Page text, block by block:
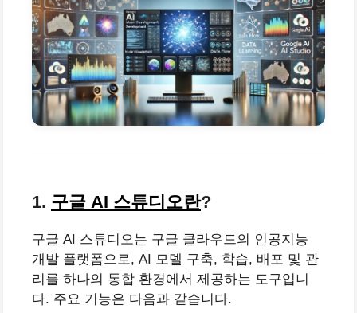
1. 구글 AI 스튜디오란?
구글 AI 스튜디오는 구글 클라우드의 인공지능
개발 플랫폼으로, AI 모델 구축, 학습, 배포 및 관
리를 하나의 통합 환경에서 제공하는 도구입니
다. 주요 기능은 다음과 같습니다.